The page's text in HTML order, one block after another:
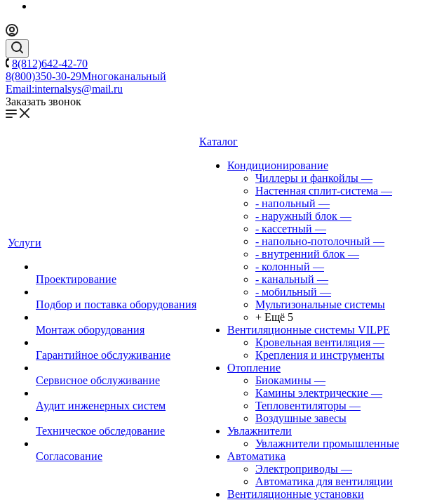
8(812)642-42-70
8(800)350-30-29Многоканальный
Email:internalsys@mail.ru
Заказать звонок
Услуги
Проектирование
Подбор и поставка оборудования
Монтаж оборудования
Гарантийное обслуживание
Сервисное обслуживание
Аудит инженерных систем
Техническое обследование
Согласование
Каталог
Кондиционирование
Чиллеры и фанкойлы —
Настенная сплит-система —
- напольный —
- наружный блок —
- кассетный —
- напольно-потолочный —
- внутренний блок —
- колонный —
- канальный —
- мобильный —
Мультизональные системы
+ Ещё 5
Вентиляционные системы VILPE
Кровельная вентиляция —
Крепления и инструменты
Отопление
Биокамины —
Камины электрические —
Тепловентиляторы —
Воздушные завесы
Увлажнители
Увлажнители промышленные
Автоматика
Электроприводы —
Автоматика для вентиляции
Вентиляционные установки